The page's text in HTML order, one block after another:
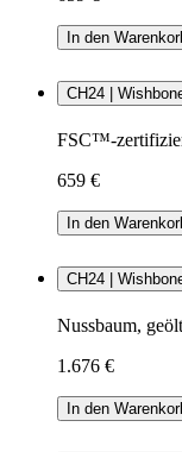
In den
CH24 |
FSC™-
659 €
In den
CH24 |
Nussbaum,
1.676 €
In den